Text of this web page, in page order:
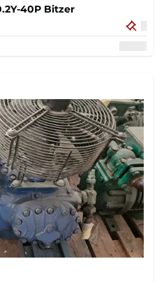
40P Bitzer